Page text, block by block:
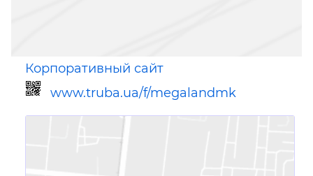
Корпоративный сайт
www.truba.ua/f/megalandmk